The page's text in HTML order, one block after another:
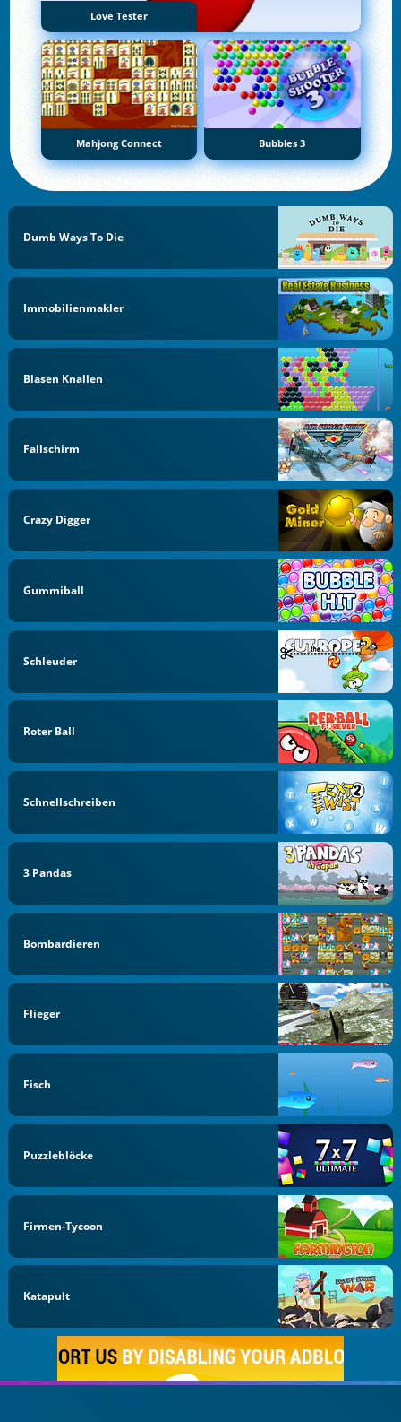
Love Tester
Mahjong Connect Bubbles 3
Dumb Ways To Die
Immobilienmakler
Blasen Knallen
Fallschirm
Crazy Digger
Gummiball
Schleuder
Roter Ball
Schnellschreiben
3 Pandas
Bombardieren
Flieger
Fisch
Puzzleblöcke
Firmen-Tycoon
Katapult